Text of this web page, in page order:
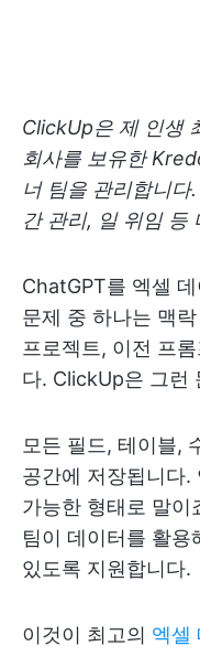
ClickUp은 제 인생
회사를 보유한
너 팀을 관리합니
간 관리, 일 위임 등
ChatGPT를 엑셀
문제 중 하나는 맥
프로젝트, 이전 프
다. ClickUp은 그런
모든 필드, 테이블,
공간에 저장됩니다.
가능한 형태로 말이
팀이 데이터를 활용
있도록 지원합니다.
이것이 최고의 엑셀